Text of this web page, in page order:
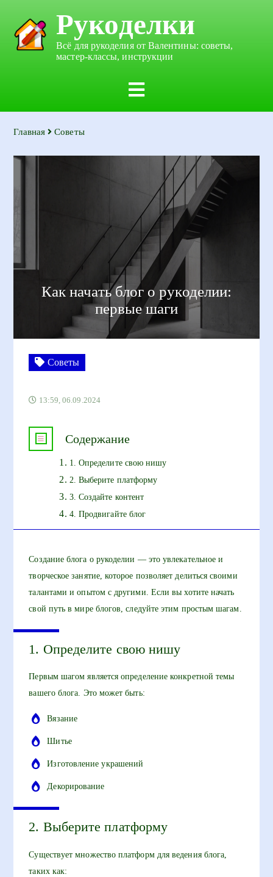
Рукоделки
Всё для рукоделия от Валентины: советы,
мастер-классы, инструкции
Главная Советы
Как начать блог о рукоделии:
первые шаги
Советы
13:59, 06.09.2024
Содержание
1. Определите свою нишу
2. Выберите платформу
3. Создайте контент
4. Продвигайте блог
Создание блога о рукоделии — это увлекательное и
творческое занятие, которое позволяет делиться своими
талантами и опытом с другими. Если вы хотите начать
свой путь в мире блогов, следуйте этим простым шагам.
1. Определите свою нишу
Первым шагом является определение конкретной темы
вашего блога. Это может быть:
Вязание
Шитье
Изготовление украшений
Декорирование
2. Выберите платформу
Существует множество платформ для ведения блога,
таких как: